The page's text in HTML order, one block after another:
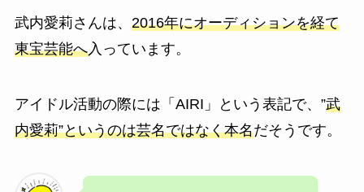
武内愛莉さんは、 2016年にオーディションを経て
東宝芸能へ入っています。
アイドル活動の際には「AIRI」という表記で、”武
内愛莉”というのは芸名ではなく本名だそうです。